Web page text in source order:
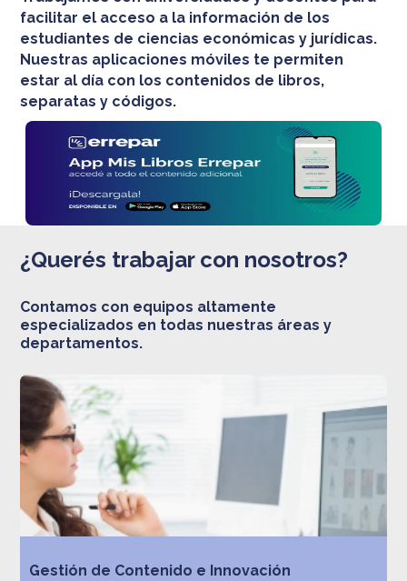
facilitar el acceso a la información de los
estudiantes de ciencias económicas y jurídicas.
Nuestras aplicaciones móviles te permiten
estar al día con los contenidos de libros,
separatas y códigos.
¿Querés trabajar con nosotros?
Contamos con equipos altamente
especializados en todas nuestras áreas y
departamentos.
Gestión de Contenido e Innovación